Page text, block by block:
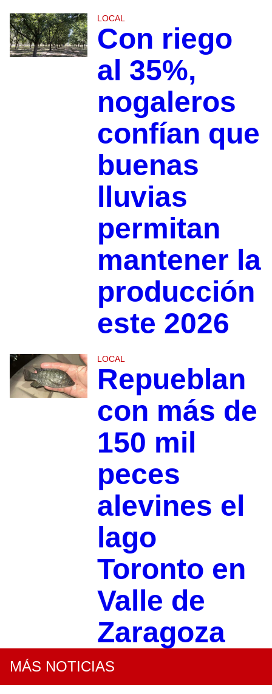
LOCAL
Con riego
al 35%,
nogaleros
confían que
buenas
lluvias
permitan
mantener la
producción
este 2026
LOCAL
Repueblan
con más de
150 mil
peces
alevines el
lago
Toronto en
Valle de
Zaragoza
MÁS NOTICIAS